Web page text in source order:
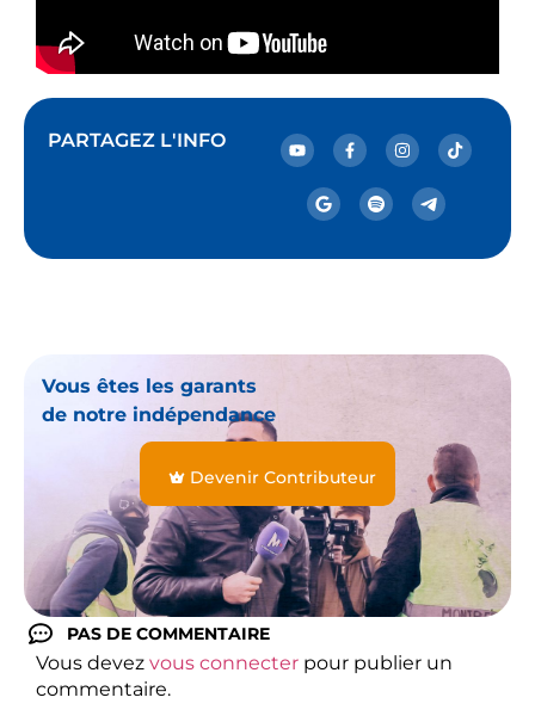
PARTAGEZ L'INFO
Vous êtes les garants
de notre indépendance
Devenir Contributeur
PAS DE COMMENTAIRE
Vous devez vous connecter pour publier un
commentaire.